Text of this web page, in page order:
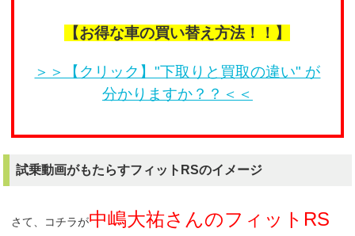
【お得な車の買い替え方法！！】
＞＞【クリック】"下取りと買取の違い" が
分かりますか？？＜＜
試乗動画がもたらすフィットRSのイメージ
さて、コチラが中嶋大祐さんのフィットRS